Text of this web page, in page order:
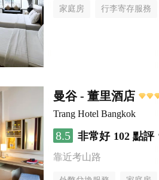
家庭房 行李寄存服務
曼谷 - 董里酒店
Trang Hotel Bangkok
8.5 非常好 102 點評
靠近考山路